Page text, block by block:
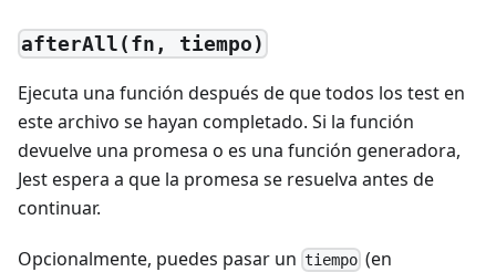
afterAll(fn, tiempo)
Ejecuta una función después de que todos los test en
este archivo se hayan completado. Si la función
devuelve una promesa o es una función generadora,
Jest espera a que la promesa se resuelva antes de
continuar.
Opcionalmente, puedes pasar un tiempo (en